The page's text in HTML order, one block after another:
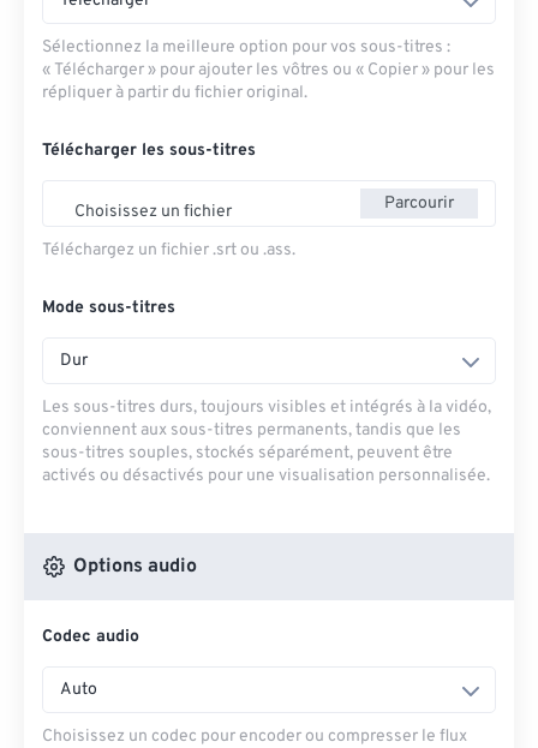
Sélectionnez la meilleure option pour vos sous-titres :
« Télécharger » pour ajouter les vôtres ou « Copier » pour les
répliquer à partir du fichier original.
Télécharger les sous-titres
Choisissez un fichier Parcourir
Téléchargez un fichier .srt ou .ass.
Mode sous-titres
Dur
Les sous-titres durs, toujours visibles et intégrés à la vidéo,
conviennent aux sous-titres permanents, tandis que les
sous-titres souples, stockés séparément, peuvent être
activés ou désactivés pour une visualisation personnalisée.
Options audio
Codec audio
Auto
Choisissez un codec pour encoder ou compresser le flux